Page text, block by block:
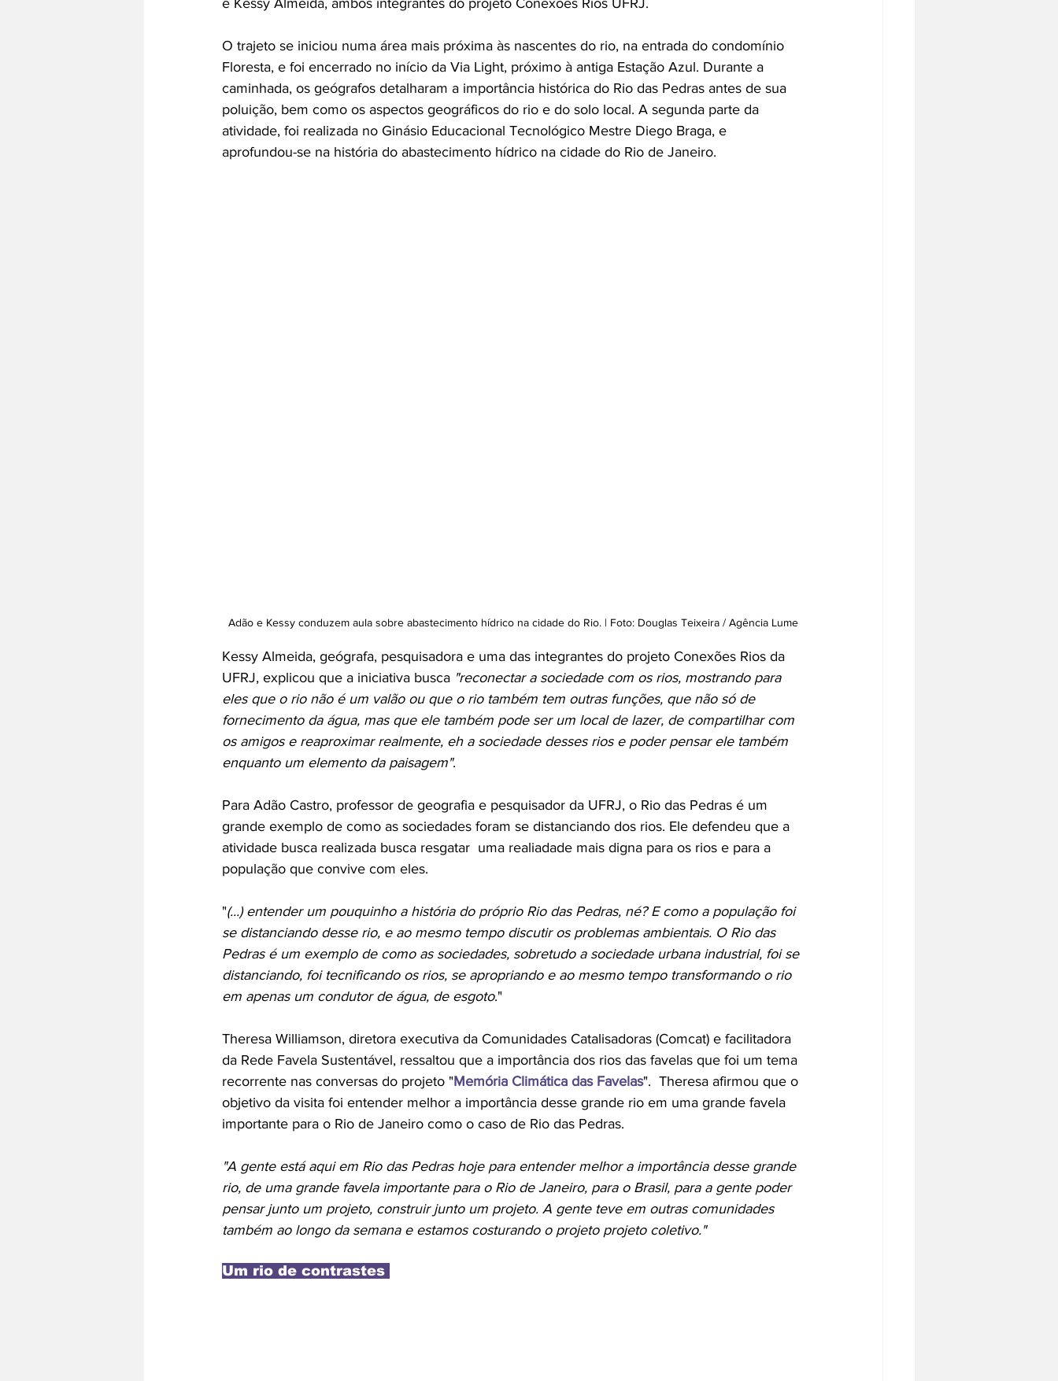
e Kessy Almeida, ambos integrantes do projeto Conexões Rios UFRJ.
O trajeto se iniciou numa área mais próxima às nascentes do rio, na entrada do condomínio
Floresta, e foi encerrado no início da Via Light, próximo à antiga Estação Azul. Durante a
caminhada, os geógrafos detalharam a importância histórica do Rio das Pedras antes de sua
poluição, bem como os aspectos geográficos do rio e do solo local. A segunda parte da
atividade, foi realizada no Ginásio Educacional Tecnológico Mestre Diego Braga, e
aprofundou-se na história do abastecimento hídrico na cidade do Rio de Janeiro.
Adão e Kessy conduzem aula sobre abastecimento hídrico na cidade do Rio. | Foto: Douglas Teixeira / Agência Lume
Kessy Almeida, geógrafa, pesquisadora e uma das integrantes do projeto Conexões Rios da
UFRJ, explicou que a iniciativa busca "reconectar a sociedade com os rios, mostrando para
eles que o rio não é um valão ou que o rio também tem outras funções, que não só de
fornecimento da água, mas que ele também pode ser um local de lazer, de compartilhar com
os amigos e reaproximar realmente, eh a sociedade desses rios e poder pensar ele também
enquanto um elemento da paisagem".
Para Adão Castro, professor de geografia e pesquisador da UFRJ, o Rio das Pedras é um
grande exemplo de como as sociedades foram se distanciando dos rios. Ele defendeu que a
atividade busca realizada busca resgatar  uma realiadade mais digna para os rios e para a
população que convive com eles.
"(...) entender um pouquinho a história do próprio Rio das Pedras, né? E como a população foi
se distanciando desse rio, e ao mesmo tempo discutir os problemas ambientais. O Rio das
Pedras é um exemplo de como as sociedades, sobretudo a sociedade urbana industrial, foi se
distanciando, foi tecnificando os rios, se apropriando e ao mesmo tempo transformando o rio
em apenas um condutor de água, de esgoto."
Theresa Williamson, diretora executiva da Comunidades Catalisadoras (Comcat) e facilitadora
da Rede Favela Sustentável, ressaltou que a importância dos rios das favelas que foi um tema
recorrente nas conversas do projeto "Memória Climática das Favelas".  Theresa afirmou que o
objetivo da visita foi entender melhor a importância desse grande rio em uma grande favela
importante para o Rio de Janeiro como o caso de Rio das Pedras.
"A gente está aqui em Rio das Pedras hoje para entender melhor a importância desse grande
rio, de uma grande favela importante para o Rio de Janeiro, para o Brasil, para a gente poder
pensar junto um projeto, construir junto um projeto. A gente teve em outras comunidades
também ao longo da semana e estamos costurando o projeto projeto coletivo."
Um rio de contrastes